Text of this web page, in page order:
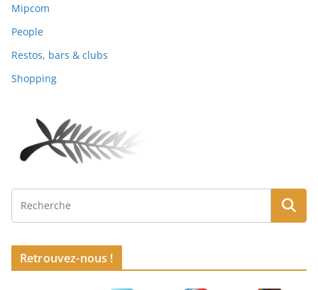
Mipcom
People
Restos, bars & clubs
Shopping
Retrouvez-nous !